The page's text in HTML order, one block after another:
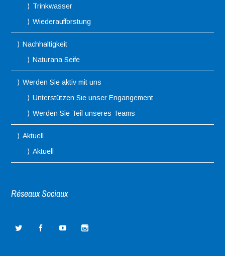
Trinkwasser
Wiederaufforstung
Nachhaltigkeit
Naturana Seife
Werden Sie aktiv mit uns
Unterstützen Sie unser Engangement
Werden Sie Teil unseres Teams
Aktuell
Aktuell
Réseaux Sociaux